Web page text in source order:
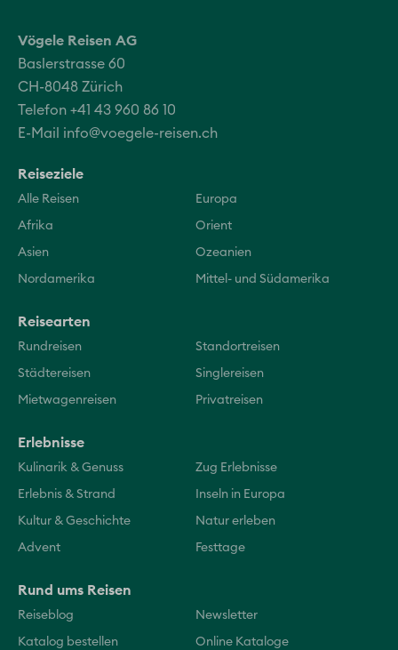
Vögele Reisen AG
Baslerstrasse 60
CH-8048 Zürich
Telefon +41 43 960 86 10
E-Mail info@voegele-reisen.ch
Reiseziele
Alle Reisen Europa
Afrika Orient
Asien Ozeanien
Nordamerika Mittel- und Südamerika
Reisearten
Rundreisen Standortreisen
Städtereisen Singlereisen
Mietwagenreisen Privatreisen
Erlebnisse
Kulinarik & Genuss Zug Erlebnisse
Erlebnis & Strand Inseln in Europa
Kultur & Geschichte Natur erleben
Advent Festtage
Rund ums Reisen
Reiseblog Newsletter
Katalog bestellen Online Kataloge